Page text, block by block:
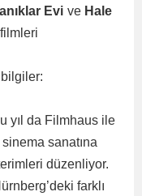
Evi ve Hale
bilgiler:
yıl da Filmhaus ile
sanatına
düzenliyor.
farklı